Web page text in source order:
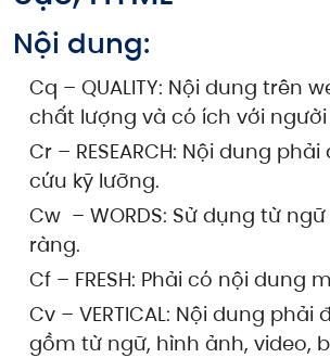
Nội dung:
Cq – QUALITY: Nội dung trên
chất lượng và có ích với
Cr – RESEARCH: Nội dung
cứu kỹ lưỡng.
Cw – WORDS: Sử dụng từ
ràng.
Cf – FRESH: Phải có nội dung
Cv – VERTICAL: Nội dung phải
gồm từ ngữ, hình ảnh, video,